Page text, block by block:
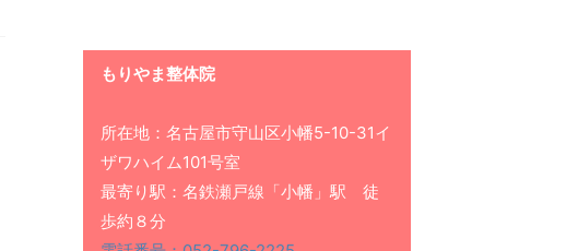
もりやま整体院
所在地：名古屋市守山区小幡5-10-31イ
ザワハイム101号室
最寄り駅：名鉄瀬戸線「小幡」駅 徒
歩約８分